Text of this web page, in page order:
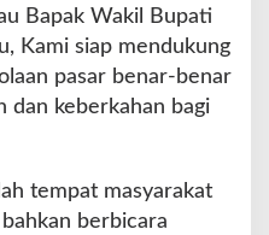
Bapak Wakil Bupati
Kami siap mendukung
pasar benar-benar
dan keberkahan bagi
tempat masyarakat
berbicara